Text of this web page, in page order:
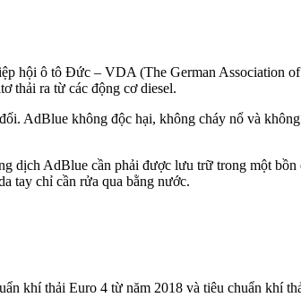
hội ô tô Đức – VDA (The German Association
thải ra từ các động cơ diesel.
AdBlue không độc hại, không cháy nổ và
AdBlue cần phải được lưu trữ trong một bồn
tay chỉ cần rửa qua bằng nước.
khí thải Euro 4 từ năm 2018 và tiêu chuẩn khí